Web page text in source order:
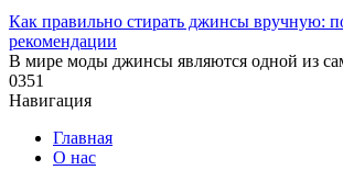
Как правильно стирать джинсы вручную:
рекомендации
В мире моды джинсы являются одной из
0351
Навигация
Главная
О нас